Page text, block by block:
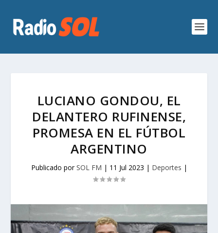
LUCIANO GONDOU, EL
DELANTERO RUFINENSE,
PROMESA EN EL FÚTBOL
ARGENTINO
Publicado porSOL FM | 11 Jul 2023 | Deportes |